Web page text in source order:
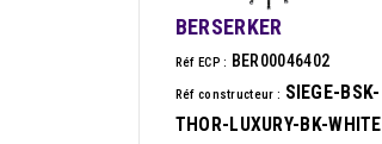
BERSERKER
Réf ECP : BER00046402
Réf constructeur : SIEGE-BSK-
THOR-LUXURY-BK-WHITE